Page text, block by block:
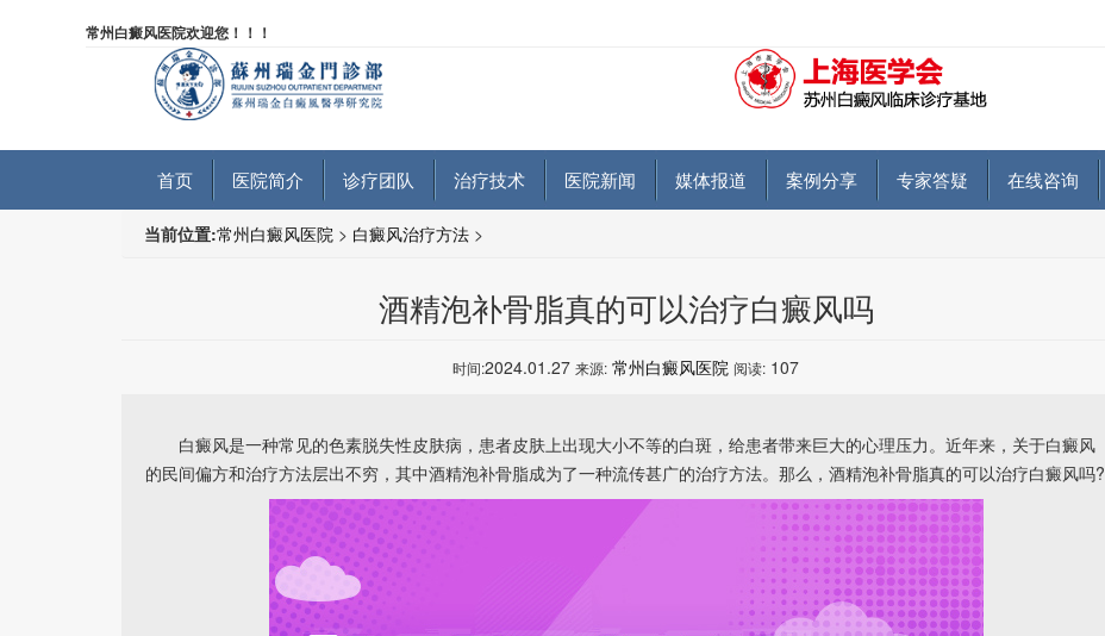
常州白癜风医院欢迎您！！！
首页 医院简介 诊疗团队 治疗技术 医院新闻 媒体报道 案例分享 专家答疑 在线咨询
当前位置:常州白癜风医院 > 白癜风治疗方法 >
酒精泡补骨脂真的可以治疗白癜风吗
时间:2024.01.27来源: 常州白癜风医院 阅读: 107
白癜风是一种常见的色素脱失性皮肤病，患者皮肤上出现大小不等的白斑，给患者带来巨大的心理压力。近年来，关于白癜风
的民间偏方和治疗方法层出不穷，其中酒精泡补骨脂成为了一种流传甚广的治疗方法。那么，酒精泡补骨脂真的可以治疗白癜风吗?